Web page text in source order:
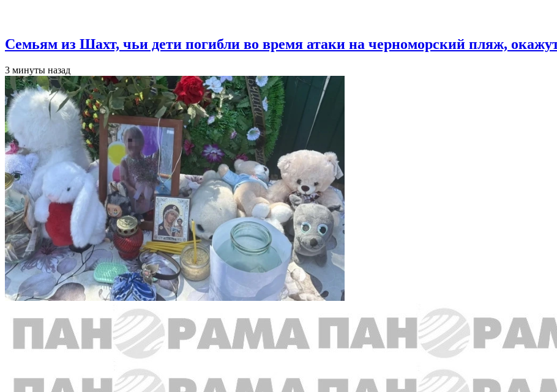
Семьям из Шахт, чьи дети погибли во время атаки на черноморский пляж,
3 минуты назад